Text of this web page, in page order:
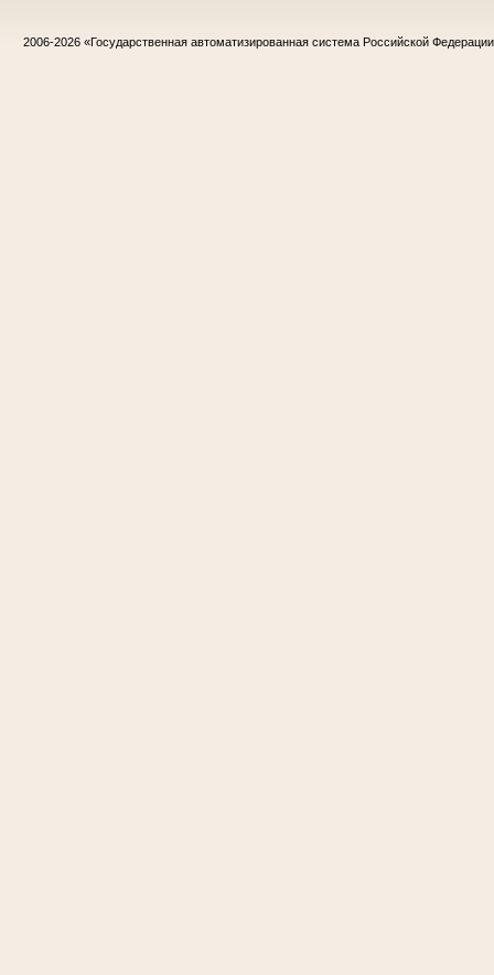
2006-2026 «Государственная автоматизированная система Российской